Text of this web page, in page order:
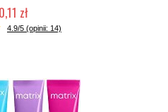
zł
w 24h)
4.9/5 (opinii: 14)